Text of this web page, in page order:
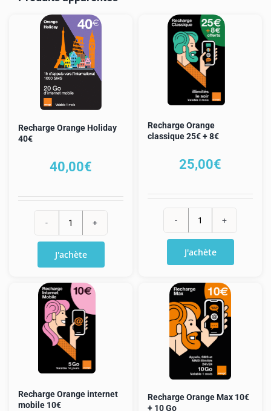
Recharge Orange Holiday
40€
40,00€
quantité
Recharge
Orange
Holiday
40€
J'achète
Recharge Orange
classique 25€ + 8€
25,00€
Recharge
classique
25€
+
8€
J'achète
Recharge Orange internet
mobile 10€
Recharge Orange Max 10€
+ 10 Go